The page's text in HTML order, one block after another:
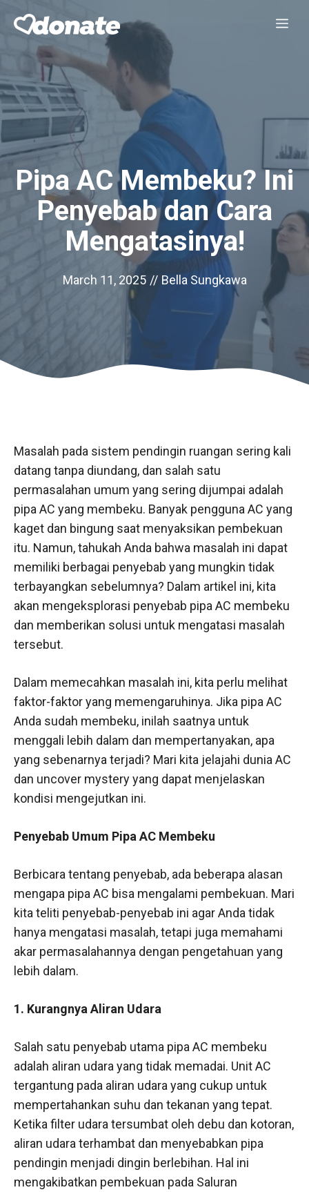
content
Pipa AC Membeku? Ini
Penyebab dan Cara
Mengatasinya!
March 11, 2025 // Bella Sungkawa
Masalah pada sistem pendingin ruangan sering kali
datang tanpa diundang, dan salah satu
permasalahan umum yang sering dijumpai adalah
pipa AC yang membeku. Banyak pengguna AC yang
kaget dan bingung saat menyaksikan pembekuan
itu. Namun, tahukah Anda bahwa masalah ini dapat
memiliki berbagai penyebab yang mungkin tidak
terbayangkan sebelumnya? Dalam artikel ini, kita
akan mengeksplorasi penyebab pipa AC membeku
dan memberikan solusi untuk mengatasi masalah
tersebut.
Dalam memecahkan masalah ini, kita perlu melihat
faktor-faktor yang memengaruhinya. Jika pipa AC
Anda sudah membeku, inilah saatnya untuk
menggali lebih dalam dan mempertanyakan, apa
yang sebenarnya terjadi? Mari kita jelajahi dunia AC
dan uncover mystery yang dapat menjelaskan
kondisi mengejutkan ini.
Penyebab Umum Pipa AC Membeku
Berbicara tentang penyebab, ada beberapa alasan
mengapa pipa AC bisa mengalami pembekuan. Mari
kita teliti penyebab-penyebab ini agar Anda tidak
hanya mengatasi masalah, tetapi juga memahami
akar permasalahannya dengan pengetahuan yang
lebih dalam.
1. Kurangnya Aliran Udara
Salah satu penyebab utama pipa AC membeku
adalah aliran udara yang tidak memadai. Unit AC
tergantung pada aliran udara yang cukup untuk
mempertahankan suhu dan tekanan yang tepat.
Ketika filter udara tersumbat oleh debu dan kotoran,
aliran udara terhambat dan menyebabkan pipa
pendingin menjadi dingin berlebihan. Hal ini
mengakibatkan pembekuan pada Saluran